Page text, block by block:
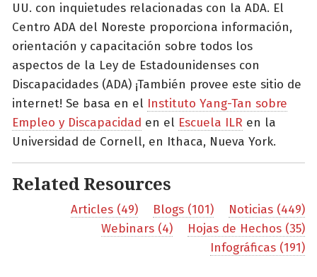
UU. con inquietudes relacionadas con la ADA. El
Centro ADA del Noreste proporciona información,
orientación y capacitación sobre todos los
aspectos de la Ley de Estadounidenses con
Discapacidades (ADA) ¡También provee este sitio de
internet! Se basa en el Instituto Yang-Tan sobre
Empleo y Discapacidad en el Escuela ILR en la
Universidad de Cornell, en Ithaca, Nueva York.
Related Resources
Articles (49) Blogs (101)
Noticias (449)
Webinars (4)
Hojas de Hechos (35)
Infográficas (191)